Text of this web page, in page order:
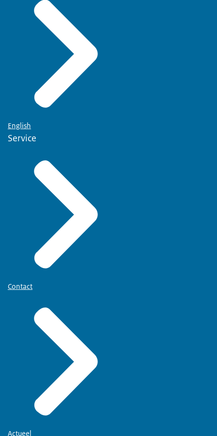
English
Service
Contact
Actueel